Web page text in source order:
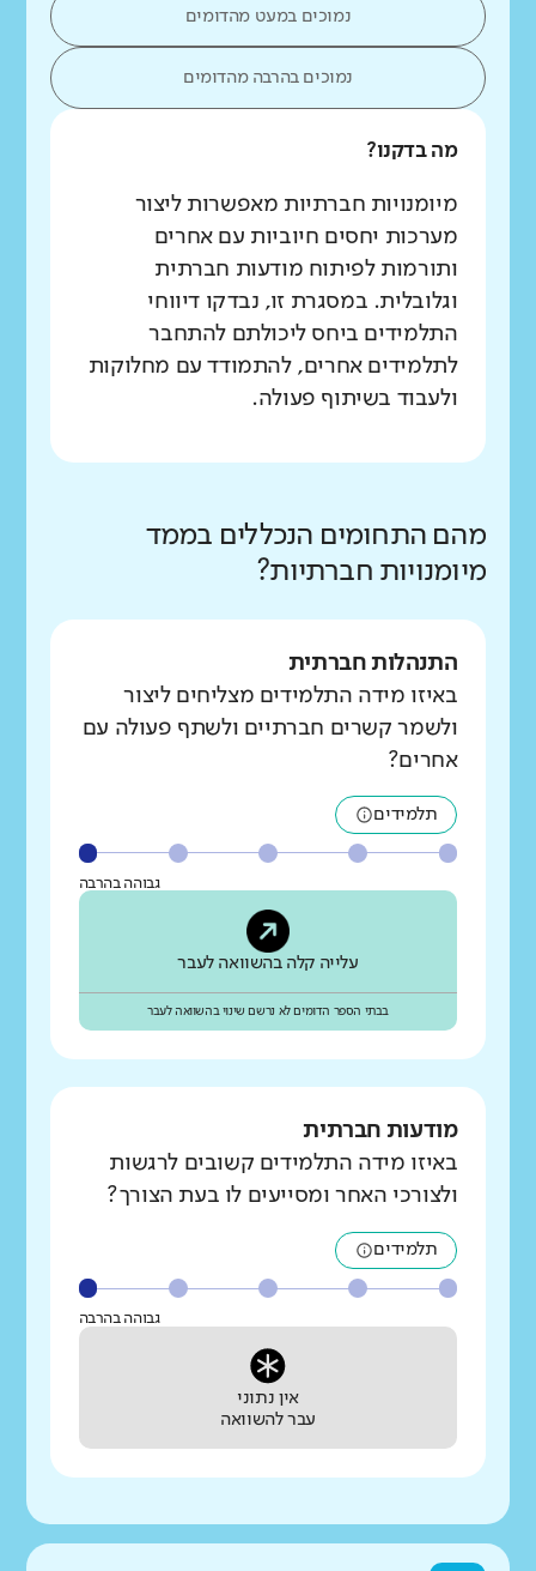
נמוכים במעט מהדומים
נמוכים בהרבה מהדומים
מה בדקנו?
מיומנויות חברתיות מאפשרות ליצור
מערכות יחסים חיוביות עם אחרים
ותורמות לפיתוח מודעות חברתית
וגלובלית. במסגרת זו, נבדקו דיווחי
התלמידים ביחס ליכולתם להתחבר
לתלמידים אחרים, להתמודד עם מחלוקות
ולעבוד בשיתוף פעולה.
מהם התחומים הנכללים בממד
מיומנויות חברתיות?
התנהלות חברתית
באיזו מידה התלמידים מצליחים ליצור
ולשמר קשרים חברתיים ולשתף פעולה עם
אחרים?
תלמידים
גבוהה בהרבה
עלייה קלה בהשוואה לעבר
בבתי הספר הדומים לא נרשם שינוי בהשוואה לעבר
מודעות חברתית
באיזו מידה התלמידים קשובים לרגשות
ולצורכי האחר ומסייעים לו בעת הצורך?
תלמידים
גבוהה בהרבה
אין נתוני
עבר להשוואה